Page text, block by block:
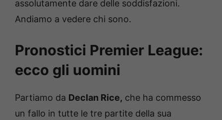
assolutamente dare delle soddisfazioni.
Andiamo a vedere chi sono.
Pronostici Premier League:
ecco gli uomini
Partiamo da Declan Rice, che ha commesso
un fallo in tutte le tre partite della sua